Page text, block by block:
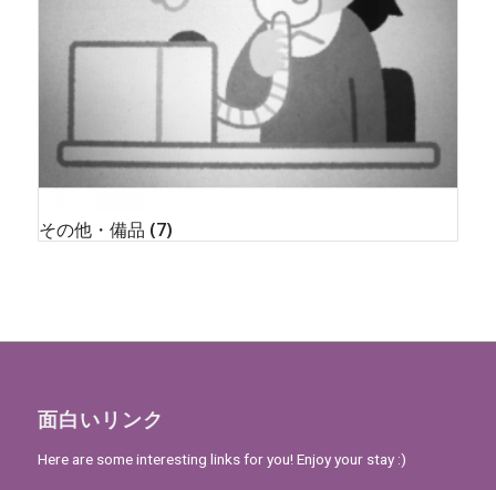
その他・備品 (7)
面白いリンク
Here are some interesting links for you! Enjoy your stay :)